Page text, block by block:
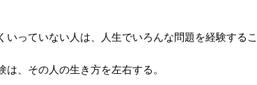
いっていない人は、人生でいろんな問題を経験するこ
は、その人の生き方を左右する。